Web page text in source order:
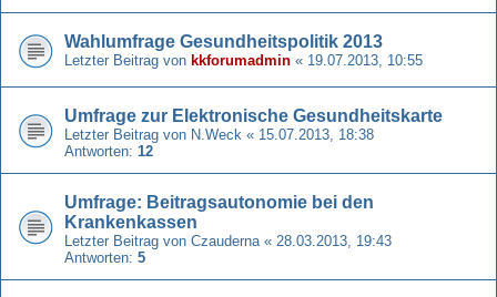
Wahlumfrage Gesundheitspolitik 2013
Letzter Beitrag von kkforumadmin « 19.07.2013, 10:55
Umfrage zur Elektronische Gesundheitskarte
Letzter Beitrag von N.Weck « 15.07.2013, 18:38
Antworten: 12
Umfrage: Beitragsautonomie bei den
Krankenkassen
Letzter Beitrag von Czauderna « 28.03.2013, 19:43
Antworten: 5